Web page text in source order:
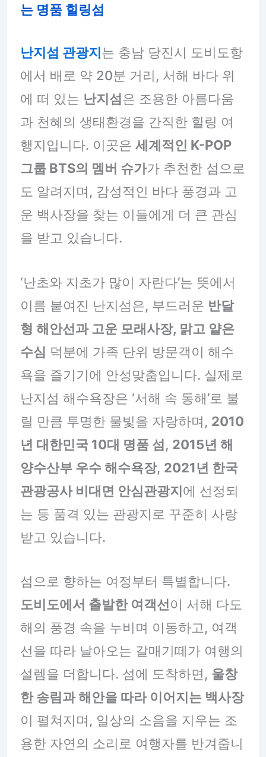
는 명품 힐링섬
난지섬 관광지 는 충남 당진시 도비도항
에서 배로 약 20분 거리, 서해 바다 위
에 떠 있는 난지섬 은 조용한 아름다움
과 천혜의 생태환경을 간직한 힐링 여
행지입니다. 이곳은 세계적인 K-POP
그룹 BTS의 멤버 슈가가 추천한 섬으로
도 알려지며, 감성적인 바다 풍경과 고
운 백사장을 찾는 이들에게 더 큰 관심
을 받고 있습니다.
‘난초와 지초가 많이 자란다’는 뜻에서
이름 붙여진 난지섬은, 부드러운 반달
형 해안선과 고운 모래사장, 맑고 얕은
수심 덕분에 가족 단위 방문객이 해수
욕을 즐기기에 안성맞춤입니다. 실제로
난지섬 해수욕장은 ‘서해 속 동해’로 불
릴 만큼 투명한 물빛을 자랑하며, 2010
년 대한민국 10대 명품 섬, 2015년 해
양수산부 우수 해수욕장, 2021년 한국
관광공사 비대면 안심관광지에 선정되
는 등 품격 있는 관광지로 꾸준히 사랑
받고 있습니다.
섬으로 향하는 여정부터 특별합니다.
도비도에서 출발한 여객선이 서해 다도
해의 풍경 속을 누비며 이동하고, 여객
선을 따라 날아오는 갈매기떼가 여행의
설렘을 더합니다. 섬에 도착하면, 울창
한 송림과 해안을 따라 이어지는 백사장
이 펼쳐지며, 일상의 소음을 지우는 조
용한 자연의 소리로 여행자를 반겨줍니